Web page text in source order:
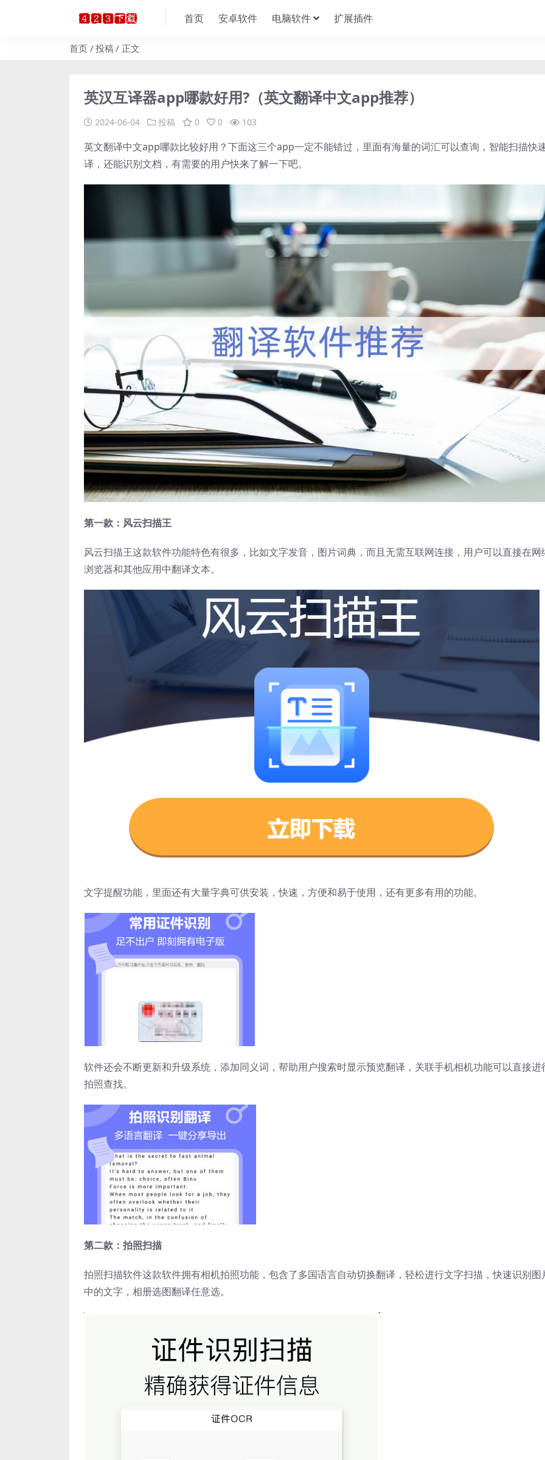
首页 安卓软件 电脑软件 扩展插件
首页 投稿 正文
英汉互译器app哪款好用?（英文翻译中文app推荐）
2024-06-04 投稿 0 0 103
英文翻译中文app哪款比较好用？下面这三个app一定不能错过，里面有海量的词汇可以查询，智能扫描快
译，还能识别文档，有需要的用户快来了解一下吧。
第一款：风云扫描王
风云扫描王这款软件功能特色有很多，比如文字发音，图片词典，而且无需互联网连接，用户可以直接在网
浏览器和其他应用中翻译文本。
文字提醒功能，里面还有大量字典可供安装，快速，方便和易于使用，还有更多有用的功能。
软件还会不断更新和升级系统，添加同义词，帮助用户搜索时显示预览翻译，关联手机相机功能可以直接进
拍照查找。
第二款：拍照扫描
拍照扫描软件这款软件拥有相机拍照功能，包含了多国语言自动切换翻译，轻松进行文字扫描，快速识别图
中的文字，相册选图翻译任意选。